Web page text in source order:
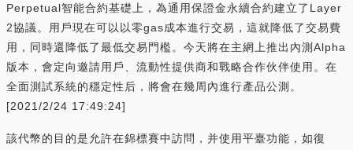
Perpetual智能合約基礎上，為通用保證金永續合約建立了Layer
2協議。用戶現在可以以零gas成本進行交易，這就降低了交易費
用，同時還降低了最低交易門檻。今天將在主網上推出內測Alpha
版本，會定向邀請用戶、流動性提供商和戰略合作伙伴使用。在
全面測試系統的穩定性后，將會在幾周內進行產品公測。
[2021/2/24 17:49:24]
該代幣的目的是允許在錦標賽中訪問，并使用平臺功能，如復